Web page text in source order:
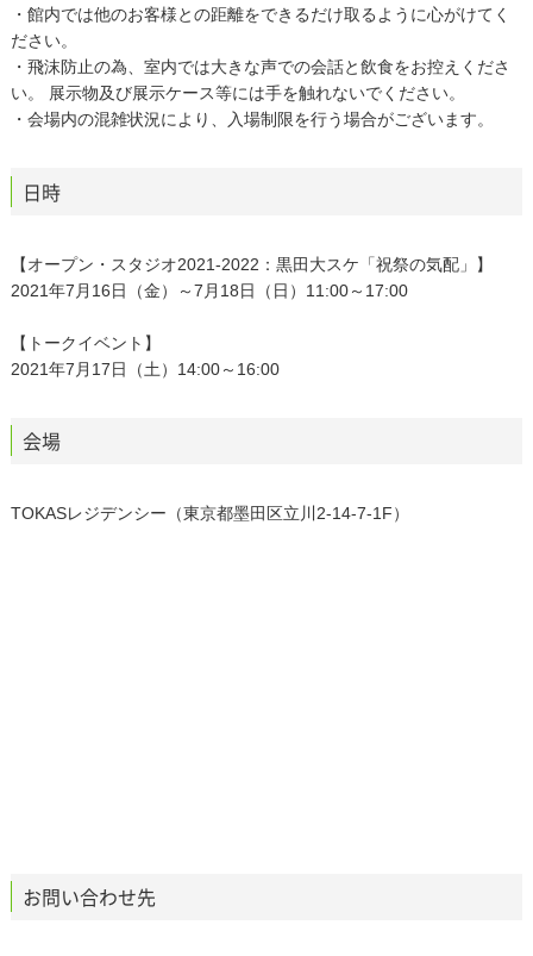
・館内では他のお客様との距離をできるだけ取るように心がけてく
ださい。
・飛沫防止の為、室内では大きな声での会話と飲食をお控えくださ
い。 展示物及び展示ケース等には手を触れないでください。
・会場内の混雑状況により、入場制限を行う場合がございます。
日時
【オープン・スタジオ2021-2022：黒田大スケ「祝祭の気配」】
2021年7月16日（金）～7月18日（日）11:00～17:00
【トークイベント】
2021年7月17日（土）14:00～16:00
会場
TOKASレジデンシー（東京都墨田区立川2-14-7-1F）
お問い合わせ先